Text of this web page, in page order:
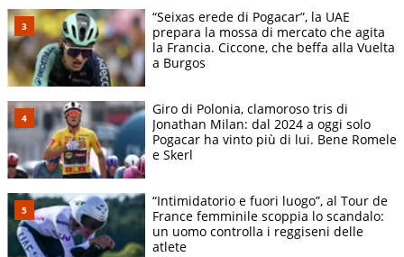
“Seixas erede di Pogacar”, la UAE
prepara la mossa di mercato che agita
la Francia. Ciccone, che beffa alla Vuelta
a Burgos
Giro di Polonia, clamoroso tris di
Jonathan Milan: dal 2024 a oggi solo
Pogacar ha vinto più di lui. Bene Romele
e Skerl
“Intimidatorio e fuori luogo”, al Tour de
France femminile scoppia lo scandalo:
un uomo controlla i reggiseni delle
atlete